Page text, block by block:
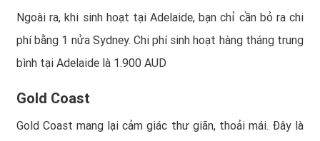
Ngoài ra, khi sinh hoạt tại Adelaide, bạn chỉ cần bỏ ra chi
phí bằng 1 nửa Sydney. Chi phí sinh hoạt hàng tháng trung
bình tại Adelaide là 1.900 AUD
Gold Coast
Gold Coast mang lại cảm giác thư giãn, thoải mái. Đây là